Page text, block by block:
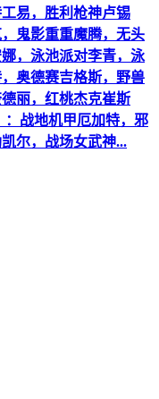
易，胜利枪神卢锡
鬼影重重魔腾，无头
，泳池派对李青，泳
奥德赛吉格斯，野兽
丽，红桃杰克崔斯
战地机甲厄加特，邪
尔，战场女武神...